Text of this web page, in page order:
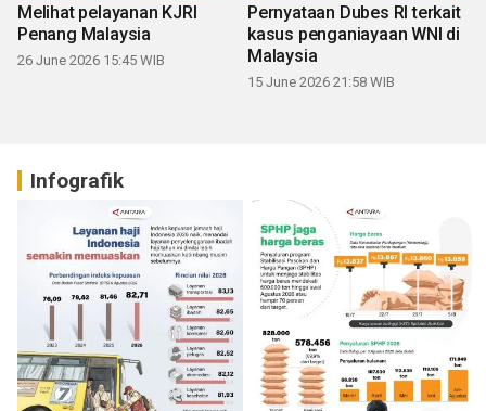
Melihat pelayanan KJRI
Penang Malaysia
26 June 2026 15:45 WIB
Pernyataan Dubes RI terkait
kasus penganiayaan WNI di
Malaysia
15 June 2026 21:58 WIB
Infografik